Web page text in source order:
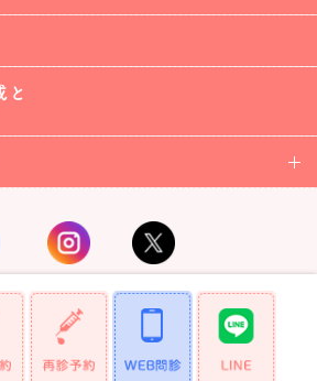
と
Rights Reserved